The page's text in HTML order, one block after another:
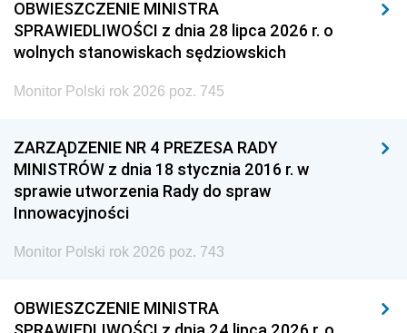
OBWIESZCZENIE MINISTRA
SPRAWIEDLIWOŚCI z dnia 28 lipca 2026 r. o
wolnych stanowiskach sędziowskich
Monitor Polski rok 2026 poz. 745
ZARZĄDZENIE NR 4 PREZESA RADY
MINISTRÓW z dnia 18 stycznia 2016 r. w
sprawie utworzenia Rady do spraw
Innowacyjności
Monitor Polski rok 2026 poz. 743
OBWIESZCZENIE MINISTRA